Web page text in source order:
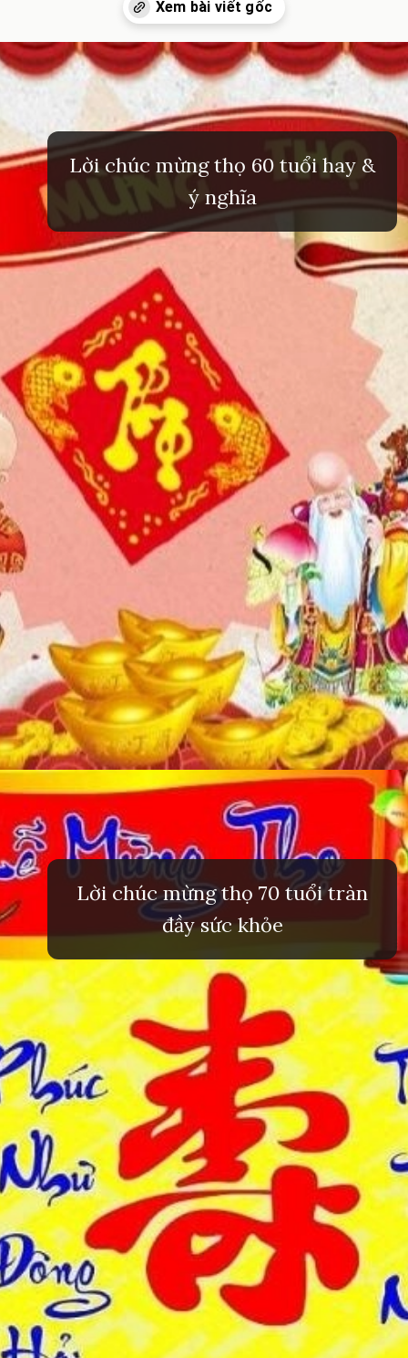
Đang mởhttps://inminhkhoi.com/loi-chuc-mung-tho
Lời chúc mừng thọ 60 tuổi hay &
ý nghĩa
Đang mởhttps://inminhkhoi.com/loi-chuc-mung-tho
Lời chúc mừng thọ 70 tuổi tràn
đầy sức khỏe